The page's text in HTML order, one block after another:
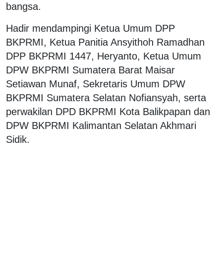
bangsa.
Hadir mendampingi Ketua Umum DPP
BKPRMI, Ketua Panitia Ansyithoh Ramadhan
DPP BKPRMI 1447, Heryanto, Ketua Umum
DPW BKPRMI Sumatera Barat Maisar
Setiawan Munaf, Sekretaris Umum DPW
BKPRMI Sumatera Selatan Nofiansyah, serta
perwakilan DPD BKPRMI Kota Balikpapan dan
DPW BKPRMI Kalimantan Selatan Akhmari
Sidik.